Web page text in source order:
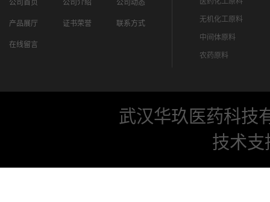
公司首页 公司介绍 公司动态
产品展厅 证书荣誉 联系方式
在线留言
无机化工原料
中间体原料
农药原料
武汉华玖医药科技
技术